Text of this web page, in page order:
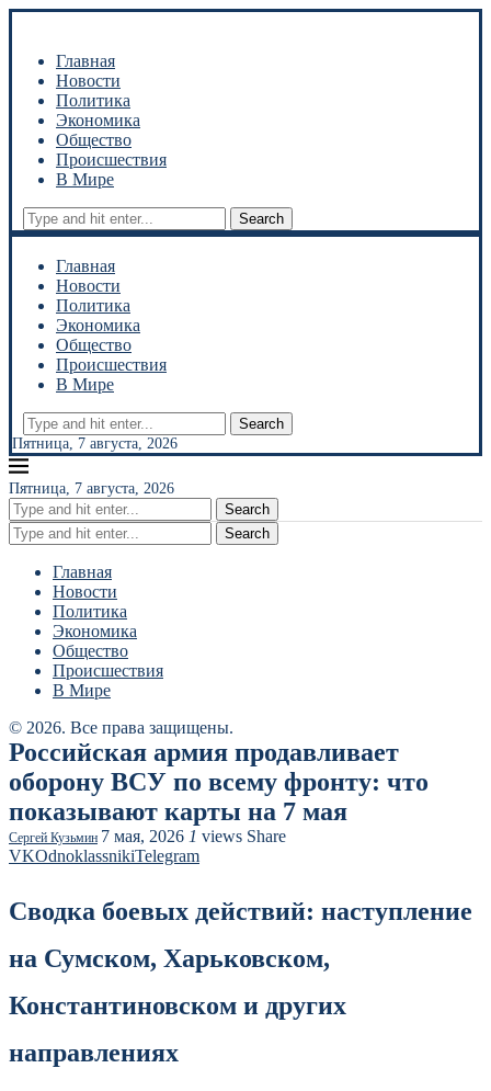
Главная
Новости
Политика
Экономика
Общество
Происшествия
В Мире
Search
Главная
Новости
Политика
Экономика
Общество
Происшествия
В Мире
Search
Пятница, 7 августа, 2026
Пятница, 7 августа, 2026
Search
Search
Главная
Новости
Политика
Экономика
Общество
Происшествия
В Мире
© 2026. Все права защищены.
Российская армия продавливает
оборону ВСУ по всему фронту: что
показывают карты на 7 мая
Сергей Кузьмин 7 мая, 2026 1 views Share
VKOdnoklassnikiTelegram
Сводка боевых действий: наступление
на Сумском, Харьковском,
Константиновском и других
направлениях